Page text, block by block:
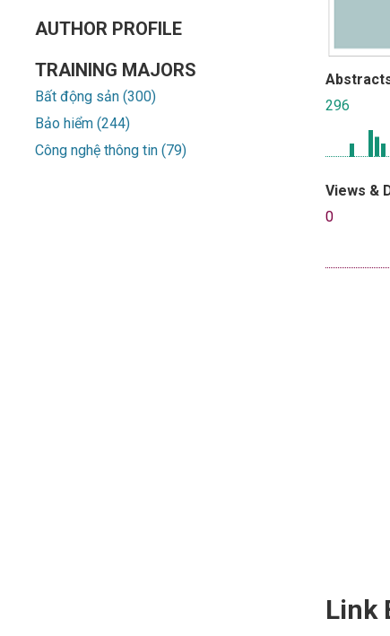
AUTHOR PROFILE
TRAINING MAJORS
Bất động sản (300)
Bảo hiểm (244)
Công nghệ thông tin (79)
296
Views &
0
Link